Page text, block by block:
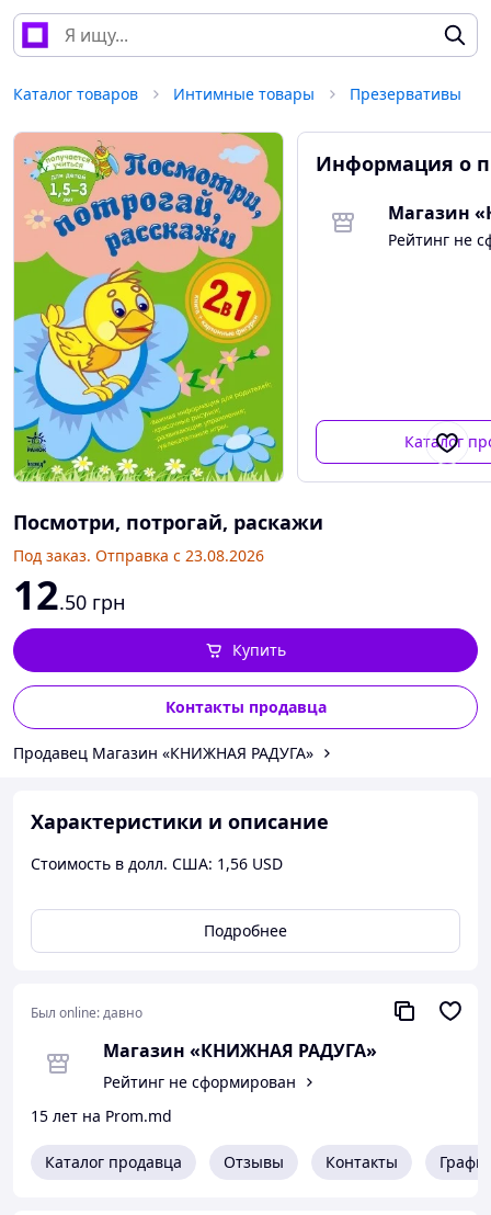
Каталог товаров Интимные товары Презервативы
Информация о
Магазин
Рейтинг не
Каталог
Посмотри, потрогай, раскажи
Под заказ. Отправка с 23.08.2026
12.50 грн
Контакты продавца
Купить
Продавец Магазин «КНИЖНАЯ РАДУГА»
Характеристики и описание
Стоимость в долл. США: 1,56 USD
Подробнее
Был online:давно
Магазин «КНИЖНАЯ РАДУГА»
Рейтинг не сформирован
15 лет на Prom.md
Каталог продавца Отзывы Контакты